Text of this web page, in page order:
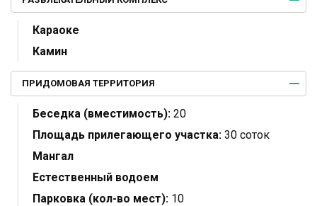
Караоке
Камин
ПРИДОМОВАЯ ТЕРРИТОРИЯ
Беседка (вместимость): 20
Площадь прилегающего участка: 30 соток
Мангал
Естественный водоем
Парковка (кол-во мест): 10